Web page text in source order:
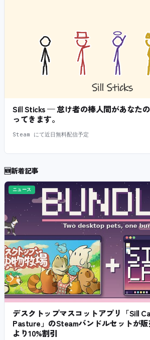
Sill Sticks — 怠け者の棒人間があなた
ってきます。
Steam にて近日無料配信予定
🆕新着記事
ニュース
デスクトップマスコットアプリ「Sill
Pasture」のSteamバンドルセットが
より10%割引